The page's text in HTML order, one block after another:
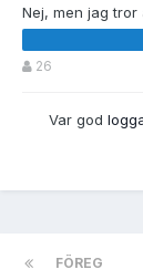
Nej, men jag
26
Var god
FÖREG